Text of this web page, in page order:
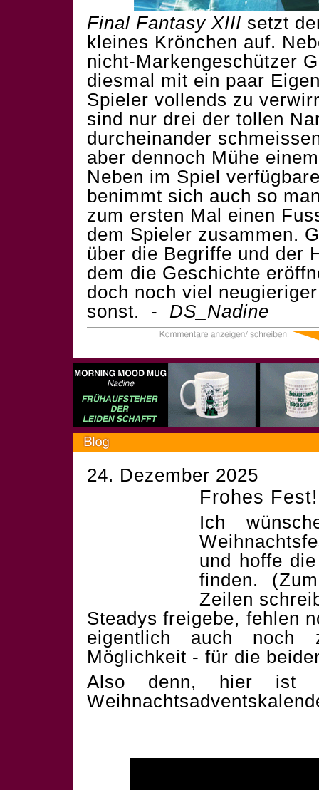
Final Fantasy XIII setzt
kleines Krönchen auf.
nicht-Markengeschützer
diesmal mit ein paar
Spieler vollends zu
sind nur drei der tollen
durcheinander
aber dennoch Mühe
Neben im Spiel
benimmt sich auch so
zum ersten Mal einen
dem Spieler zusammen.
über die Begriffe und der
dem die Geschichte
doch noch viel
sonst. - DS_Nadine
24. Dezember 2025
Frohes Fest!
Ich
und hoffe
finden.
Zeilen
Steadys freigebe, fehlen
eigentlich auch noch
Möglichkeit - für die
Also denn, hier ist